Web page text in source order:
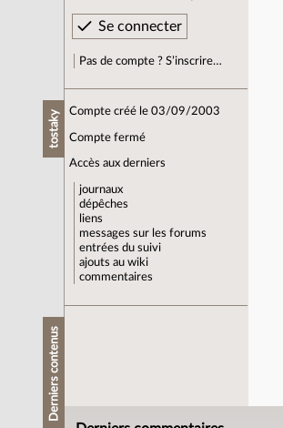
Pas de compte ? S’inscrire…
tostaky Compte créé le 03/09/2003
Compte fermé
Accès aux derniers
journaux
dépêches
liens
messages sur les forums
entrées du suivi
ajouts au wiki
commentaires
Derniers contenus